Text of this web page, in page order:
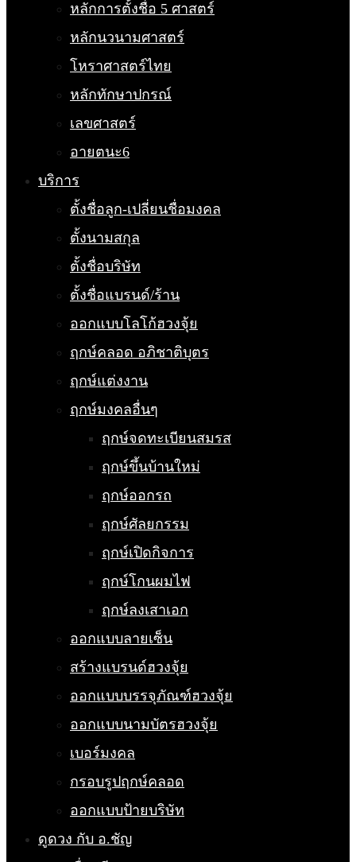
หลักการตั้งชื่อ 5 ศาสตร์
หลักนวนามศาสตร์
โหราศาสตร์ไทย
หลักทักษาปกรณ์
เลขศาสตร์
อายตนะ6
บริการ
ตั้งชื่อลูก-เปลี่ยนชื่อมงคล
ตั้งนามสกุล
ตั้งชื่อบริษัท
ตั้งชื่อแบรนด์/ร้าน
ออกแบบโลโก้ฮวงจุ้ย
ฤกษ์คลอด อภิชาติบุตร
ฤกษ์แต่งงาน
ฤกษ์มงคลอื่นๆ
ฤกษ์จดทะเบียนสมรส
ฤกษ์ขึ้นบ้านใหม่
ฤกษ์ออกรถ
ฤกษ์ศัลยกรรม
ฤกษ์เปิดกิจการ
ฤกษ์โกนผมไฟ
ฤกษ์ลงเสาเอก
ออกแบบลายเซ็น
สร้างแบรนด์ฮวงจุ้ย
ออกแบบบรรจุภัณฑ์ฮวงจุ้ย
ออกแบบนามบัตรฮวงจุ้ย
เบอร์มงคล
กรอบรูปฤกษ์คลอด
ออกแบบป้ายบริษัท
ดูดวง กับ อ.ชัญ